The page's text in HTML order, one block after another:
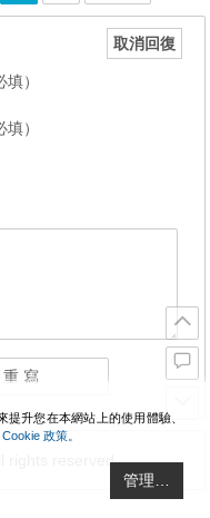
取消回復
）
）
rights reserved.
升您在本網站上的使用體驗、
政策。
管理…